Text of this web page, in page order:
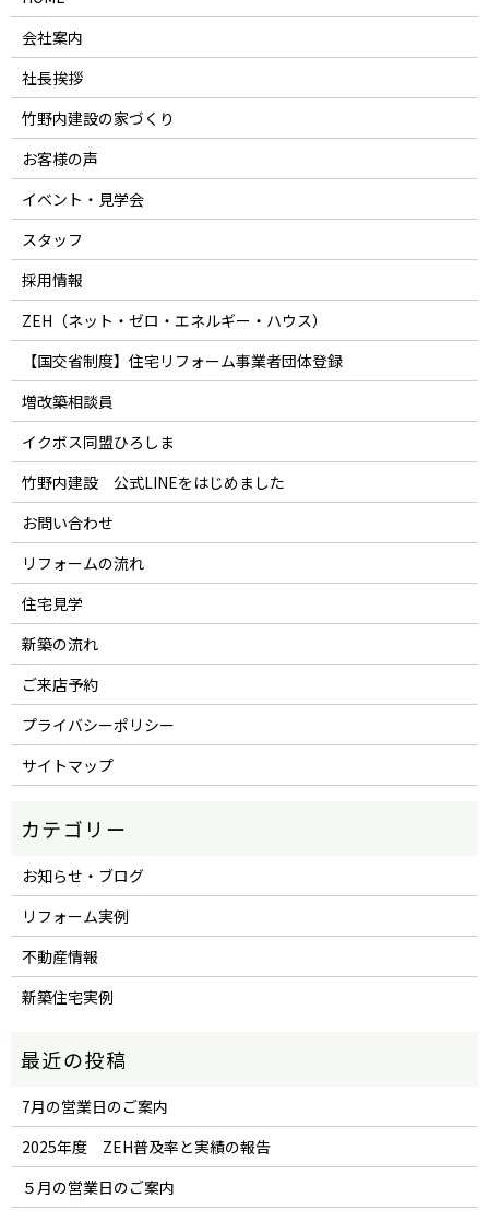
会社案内
社長挨拶
竹野内建設の家づくり
お客様の声
イベント・見学会
スタッフ
採用情報
ZEH（ネット・ゼロ・エネルギー・ハウス）
【国交省制度】住宅リフォーム事業者団体登録
増改築相談員
イクボス同盟ひろしま
竹野内建設 公式LINEをはじめました
お問い合わせ
リフォームの流れ
住宅見学
新築の流れ
ご来店予約
プライバシーポリシー
サイトマップ
お知らせ・ブログ
リフォーム実例
不動産情報
新築住宅実例
7月の営業日のご案内
2025年度 ZEH普及率と実績の報告
５月の営業日のご案内